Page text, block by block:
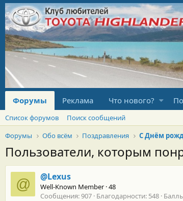
Форумы Реклама Что нового?
Список форумов
Поиск сообщений
Форумы
Обо всём Поздравления С Днём
Пользователи, которым
@ @Lexus
Well-Known Member ·48
Сообщения 907 Благодарности 548